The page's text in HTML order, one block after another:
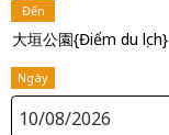
Đến
大垣公園{Điểm du lịch}
Ngày